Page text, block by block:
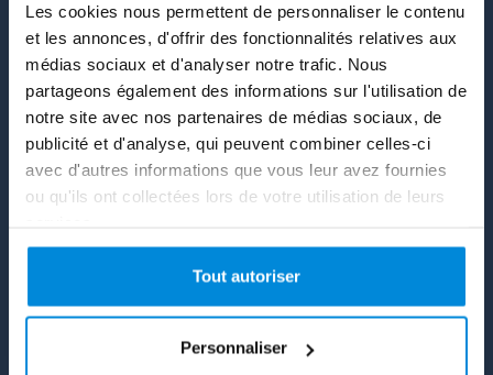
Les cookies nous permettent de personnaliser le contenu
et les annonces, d'offrir des fonctionnalités relatives aux
médias sociaux et d'analyser notre trafic. Nous
partageons également des informations sur l'utilisation de
notre site avec nos partenaires de médias sociaux, de
publicité et d'analyse, qui peuvent combiner celles-ci
avec d'autres informations que vous leur avez fournies
ou qu'ils ont collectées lors de votre utilisation de leurs
Tout autoriser
Personnaliser
paiements de 56,34 $CA /mois.
30 jours gratuits, puis
56,34 $CA par mois.
recevoir des offres commerciales de notre part. Vous
pouvez vous désinscrire à tout moment en nous